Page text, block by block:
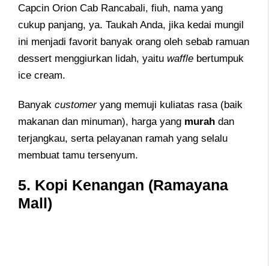
Capcin Orion Cab Rancabali, fiuh, nama yang
cukup panjang, ya. Taukah Anda, jika kedai mungil
ini menjadi favorit banyak orang oleh sebab ramuan
dessert menggiurkan lidah, yaitu waffle bertumpuk
ice cream.
Banyak customeryang memuji kuliatas rasa (baik
makanan dan minuman), harga yang murah dan
terjangkau, serta pelayanan ramah yang selalu
membuat tamu tersenyum.
5. Kopi Kenangan (Ramayana
Mall)